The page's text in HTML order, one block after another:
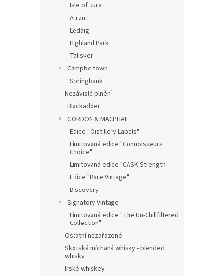
Isle of Jura
Arran
Ledaig
Highland Park
Talisker
Campbeltown
Springbank
Nezávislé plnění
Blackadder
GORDON & MACPHAIL
Edice " Distillery Labels"
Limitovaná edice "Connoisseurs
Choice"
Limitovaná edice "CASK Strength"
Edice "Rare Vintage"
Discovery
Signatory Vintage
Limitovaná edice "The Un-Chillfiltered
Collection"
Ostatní nezařazené
Skotská míchaná whisky - blended
whisky
Irské whiskey